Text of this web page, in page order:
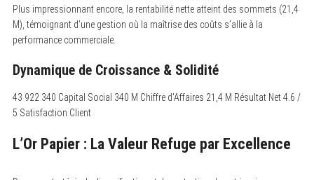
Plus impressionnant encore, la rentabilité nette atteint des sommets (21,4
M), témoignant d’une gestion où la maîtrise des coûts s’allie à la
performance commerciale.
Dynamique de Croissance & Solidité
43 922 340 Capital Social 340 M Chiffre d’Affaires 21,4 M Résultat Net4.6 /
5 Satisfaction Client
L’Or Papier : La Valeur Refuge par Excellence